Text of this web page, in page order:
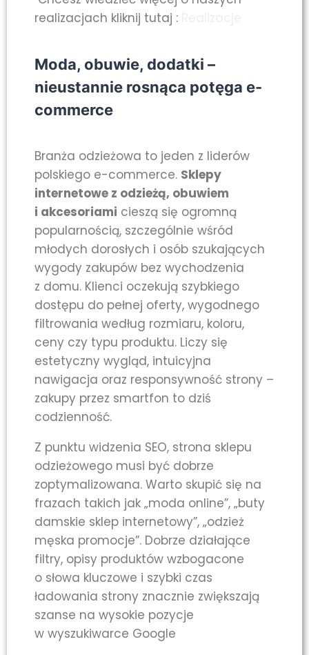
realizacjach kliknij tutaj :
Moda, obuwie, dodatki –
nieustannie rosnąca potęga e-
commerce
Branża odzieżowa to jeden z liderów
polskiego e-commerce. Sklepy
internetowe z odzieżą, obuwiem
i akcesoriami cieszą się ogromną
popularnością, szczególnie wśród
młodych dorosłych i osób szukających
wygody zakupów bez wychodzenia
z domu. Klienci oczekują szybkiego
dostępu do pełnej oferty, wygodnego
filtrowania według rozmiaru, koloru,
ceny czy typu produktu. Liczy się
estetyczny wygląd, intuicyjna
nawigacja oraz responsywność strony –
zakupy przez smartfon to dziś
codzienność.
Z punktu widzenia SEO, strona sklepu
odzieżowego musi być dobrze
zoptymalizowana. Warto skupić się na
frazach takich jak „moda online”, „buty
damskie sklep internetowy”, „odzież
męska promocje”. Dobrze działające
filtry, opisy produktów wzbogacone
o słowa kluczowe i szybki czas
ładowania strony znacznie zwiększają
szanse na wysokie pozycje
w wyszukiwarce Google